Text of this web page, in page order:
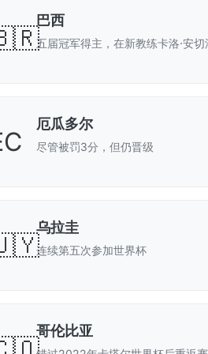
巴西
五届冠军得主，在新教练卡洛·安切
厄瓜多尔
尽管被罚3分，但仍晋级
乌拉圭
连续第五次参加世界杯
哥伦比亚